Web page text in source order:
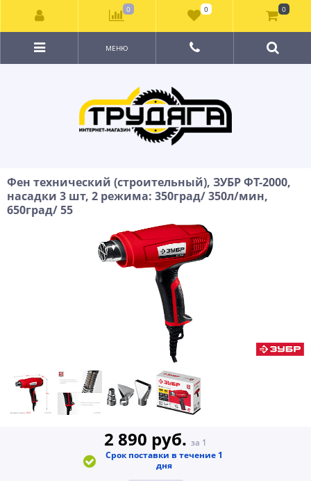
МЕНЮ
Фен технический (строительный), ЗУБР ФТ-2000,
насадки 3 шт, 2 режима: 350град/ 350л/мин,
650град/ 55
2 890 руб. за 1
Срок поставки в течение 1
дня
0 0 0